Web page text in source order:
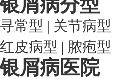
银屑病分型
寻常型 | 关节病型
红皮病型 | 脓疱型
银屑病医院